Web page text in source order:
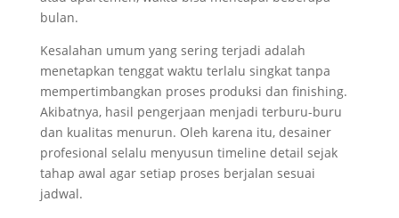
bulan.
Kesalahan umum yang sering terjadi adalah
menetapkan tenggat waktu terlalu singkat tanpa
mempertimbangkan proses produksi dan finishing.
Akibatnya, hasil pengerjaan menjadi terburu-buru
dan kualitas menurun. Oleh karena itu, desainer
profesional selalu menyusun timeline detail sejak
tahap awal agar setiap proses berjalan sesuai
jadwal.